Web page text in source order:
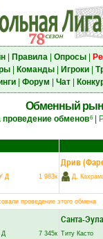
| Правила| Опросы|
| Команды| Игроки|
| Форум Чат|
Обменный
проведение обменов6|
Д 1 983к
Дрив
Д.
проведение этого обмена
Д 7 345к
Санта-
Титу Касто